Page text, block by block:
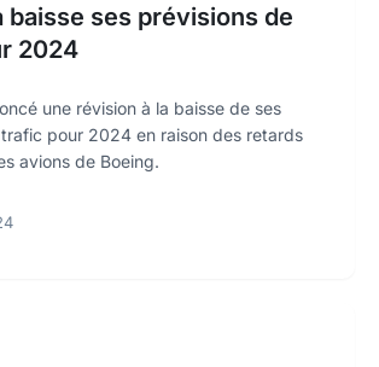
baisse ses prévisions de
2024
une révision à la baisse de ses
pour 2024 en raison des retards
avions de Boeing.